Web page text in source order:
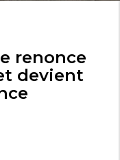
renonce
devient